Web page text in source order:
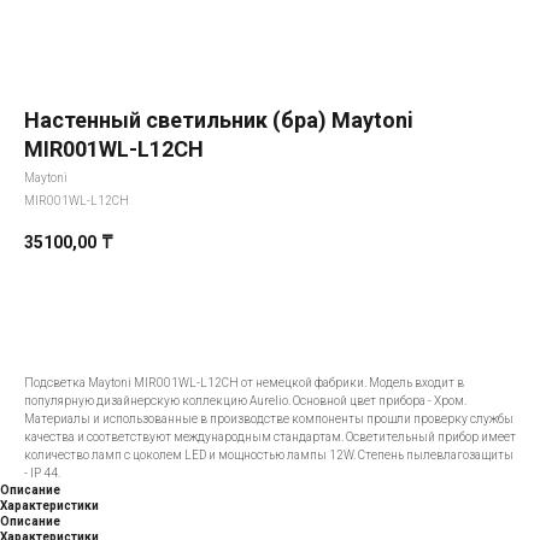
Настенный светильник (бра) Maytoni
MIR001WL-L12CH
Maytoni
MIR001WL-L12CH
35100,00 ₸
Подсветка Maytoni MIR001WL-L12CH от немецкой фабрики. Модель входит в
популярную дизайнерскую коллекцию Aurelio. Основной цвет прибора - Хром.
Материалы и использованные в производстве компоненты прошли проверку службы
качества и соответствуют международным стандартам. Осветительный прибор имеет
количество ламп с цоколем LED и мощностью лампы 12W. Степень пылевлагозащиты
- IP 44.
Описание
Характеристики
Описание
Характеристики